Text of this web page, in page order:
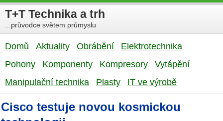
T+T Technika a trh
...průvodce světem průmyslu
Domů Aktuality Obrábění
Elektrotechnika
Pohony
Komponenty Kompresory
Vytápění
Manipulační technika
Plasty IT ve výrobě
Cisco testuje novou kosmickou